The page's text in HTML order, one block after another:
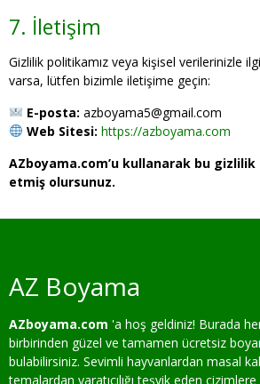
7. İletişim
Gizlilik politikamız veya kişisel verilerinizle
varsa, lütfen bizimle iletişime geçin:
E-posta: azboyama5@gmail.com
Web Sitesi: https://azboyama.com
AZboyama.com’u kullanarak bu gizlilik
etmiş olursunuz.
AZ Boyama
AZboyama.com 'a hoş geldiniz! Burada
birbirinden güzel ve tamamen ücretsiz
bulabilirsiniz. Sevimli hayvanlardan masal
temalardan yaratıcılığı teşvik eden